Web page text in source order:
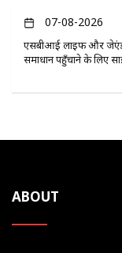
07-08-2026
एसबीआई लाइफ और जेएंडके
समाधान पहुँचाने के लिए
ABOUT